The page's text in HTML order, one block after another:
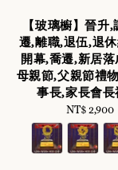
【玻璃櫥】晉升
遷,離職,退伍,退
開幕,喬遷,新居
母親節,父親節禮
事長,家長會長
price
NT$ 2,900